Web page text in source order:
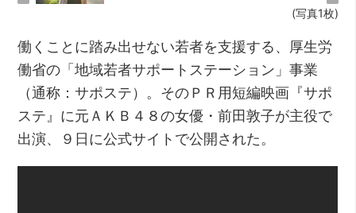
(写真1枚)
働くことに踏み出せない若者を支援する、厚生労
働省の「地域若者サポートステーション」事業
（通称：サポステ）。そのＰＲ用短編映画『サポ
ステ』に元ＡＫＢ４８の女優・前田敦子が主役で
出演、９日に公式サイトで公開された。